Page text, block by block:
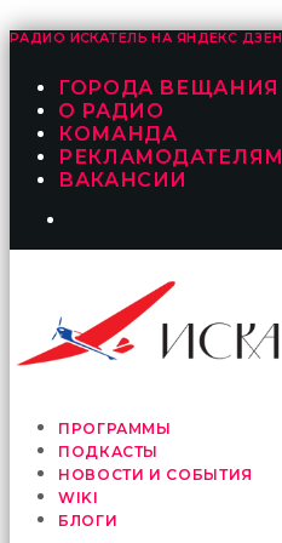
РАДИО ИСКАТЕЛЬ НА ЯНДЕКС ДЗЕН
ГОРОДА ВЕЩАНИЯ
О РАДИО
КОМАНДА
РЕКЛАМОДАТЕЛЯМ
ВАКАНСИИ
ПРОГРАММЫ
ПОДКАСТЫ
НОВОСТИ И СОБЫТИЯ
WIKI
БЛОГИ